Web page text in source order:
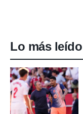
Lo más leído